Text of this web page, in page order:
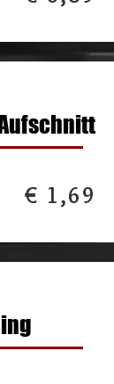
€ 1,69